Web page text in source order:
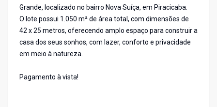
Grande, localizado no bairro Nova Suíça, em Piracicaba.
O lote possui 1.050 m² de área total, com dimensões de
42 x 25 metros, oferecendo amplo espaço para construir a
casa dos seus sonhos, com lazer, conforto e privacidade
em meio à natureza.
Pagamento à vista!